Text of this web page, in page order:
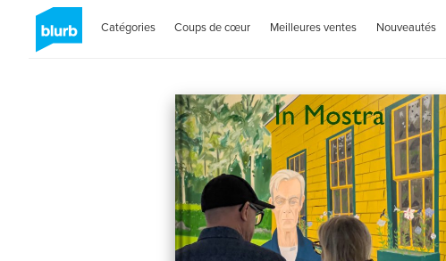
Catégories Coups de cœur Meilleures ventes Nouveautés